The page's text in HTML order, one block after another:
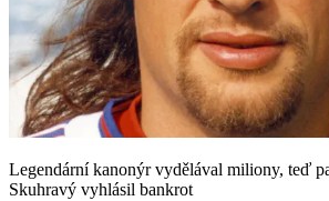
Legendární kanonýr vydělával miliony, teď
Skuhravý vyhlásil bankrot